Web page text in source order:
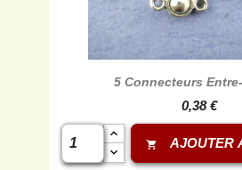
5 Connecteurs
0,38 €
shopping_cart AJOUTER